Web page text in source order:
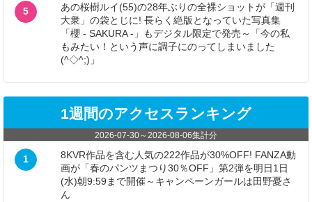
5
あの桜樹ルイ(55)の28年ぶりの全裸ショットが「週刊
大衆」の袋とじに! 長らく絶版となっていた写真集
「櫻 - SAKURA -」もデジタル限定で発売～「今の私
もみたい！という声に調子にのってしまいました
(^◇^;)」
1週間のアクセスランキング
2026-07-30～ 2026-08-06集計分
1
8KVR作品を含む人気の222作品が30%OFF! FANZA動
画が「春のパンツまつり30％OFF」第2弾を明日1日
(水)朝9:59まで開催～キャンペーンガールは田野憂さ
ん